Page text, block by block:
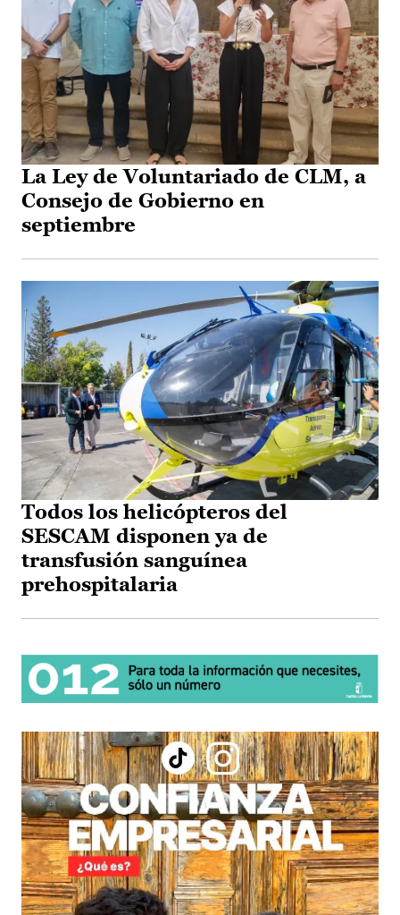
La Ley de Voluntariado de CLM, a
Consejo de Gobierno en
septiembre
Todos los helicópteros del
SESCAM disponen ya de
transfusión sanguínea
prehospitalaria